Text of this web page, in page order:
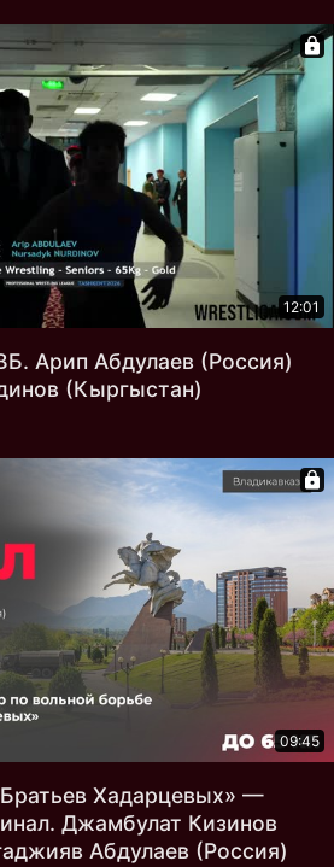
12:01
Арип Абдулаев (Россия)
(Кыргыстан)
09:45
Хадарцевых» —
Джамбулат Кизинов
Абдулаев (Россия)